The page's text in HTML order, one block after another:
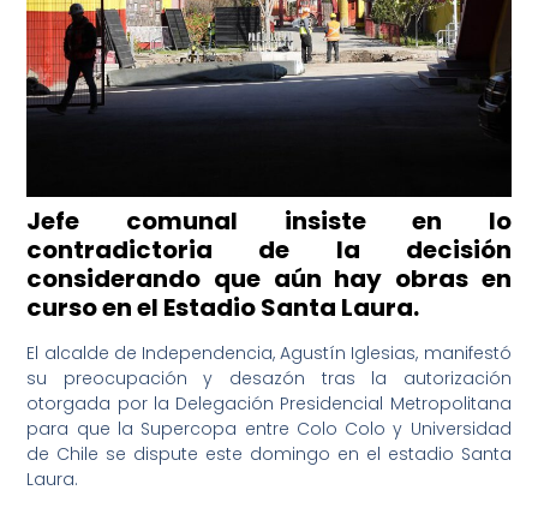
Jefe comunal insiste en lo
contradictoria de la decisión
considerando que aún hay obras en
curso en el Estadio Santa Laura.
El alcalde de Independencia, Agustín Iglesias, manifestó
su preocupación y desazón tras la autorización
otorgada por la Delegación Presidencial Metropolitana
para que la Supercopa entre Colo Colo y Universidad
de Chile se dispute este domingo en el estadio Santa
Laura.